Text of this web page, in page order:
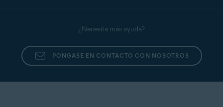
¿Necesita más ayuda?
PÓNGASE EN CONTACTO CON NOSOTROS